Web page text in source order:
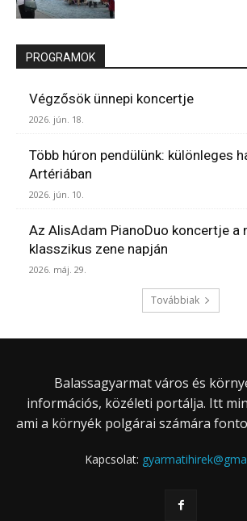
PROGRAMOK
Végzősök ünnepi koncertje
2026. jún. 18.
Több húron pendülünk: különleges
Artériában
2026. jún. 10.
Az AlisAdam PianoDuo koncertje a
klasszikus zene napján
2026. máj. 29.
Továbbiak
Balassagyarmat város és
információs, közéleti portálja. Itt
ami a környék polgárai számára
Kapcsolat: